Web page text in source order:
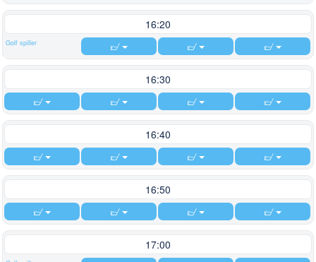
16:20
Golf spiller
16:30
16:40
16:50
17:00